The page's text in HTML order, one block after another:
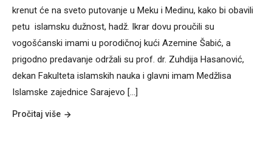
krenut će na sveto putovanje u Meku i Medinu, kako bi obavili
petu islamsku dužnost, hadž. Ikrar dovu proučili su
vogošćanski imami u porodičnoj kući Azemine Šabić, a
prigodno predavanje održali su prof. dr. Zuhdija Hasanović,
dekan Fakulteta islamskih nauka i glavni imam Medžlisa
Islamske zajednice Sarajevo [...]
Pročitaj više